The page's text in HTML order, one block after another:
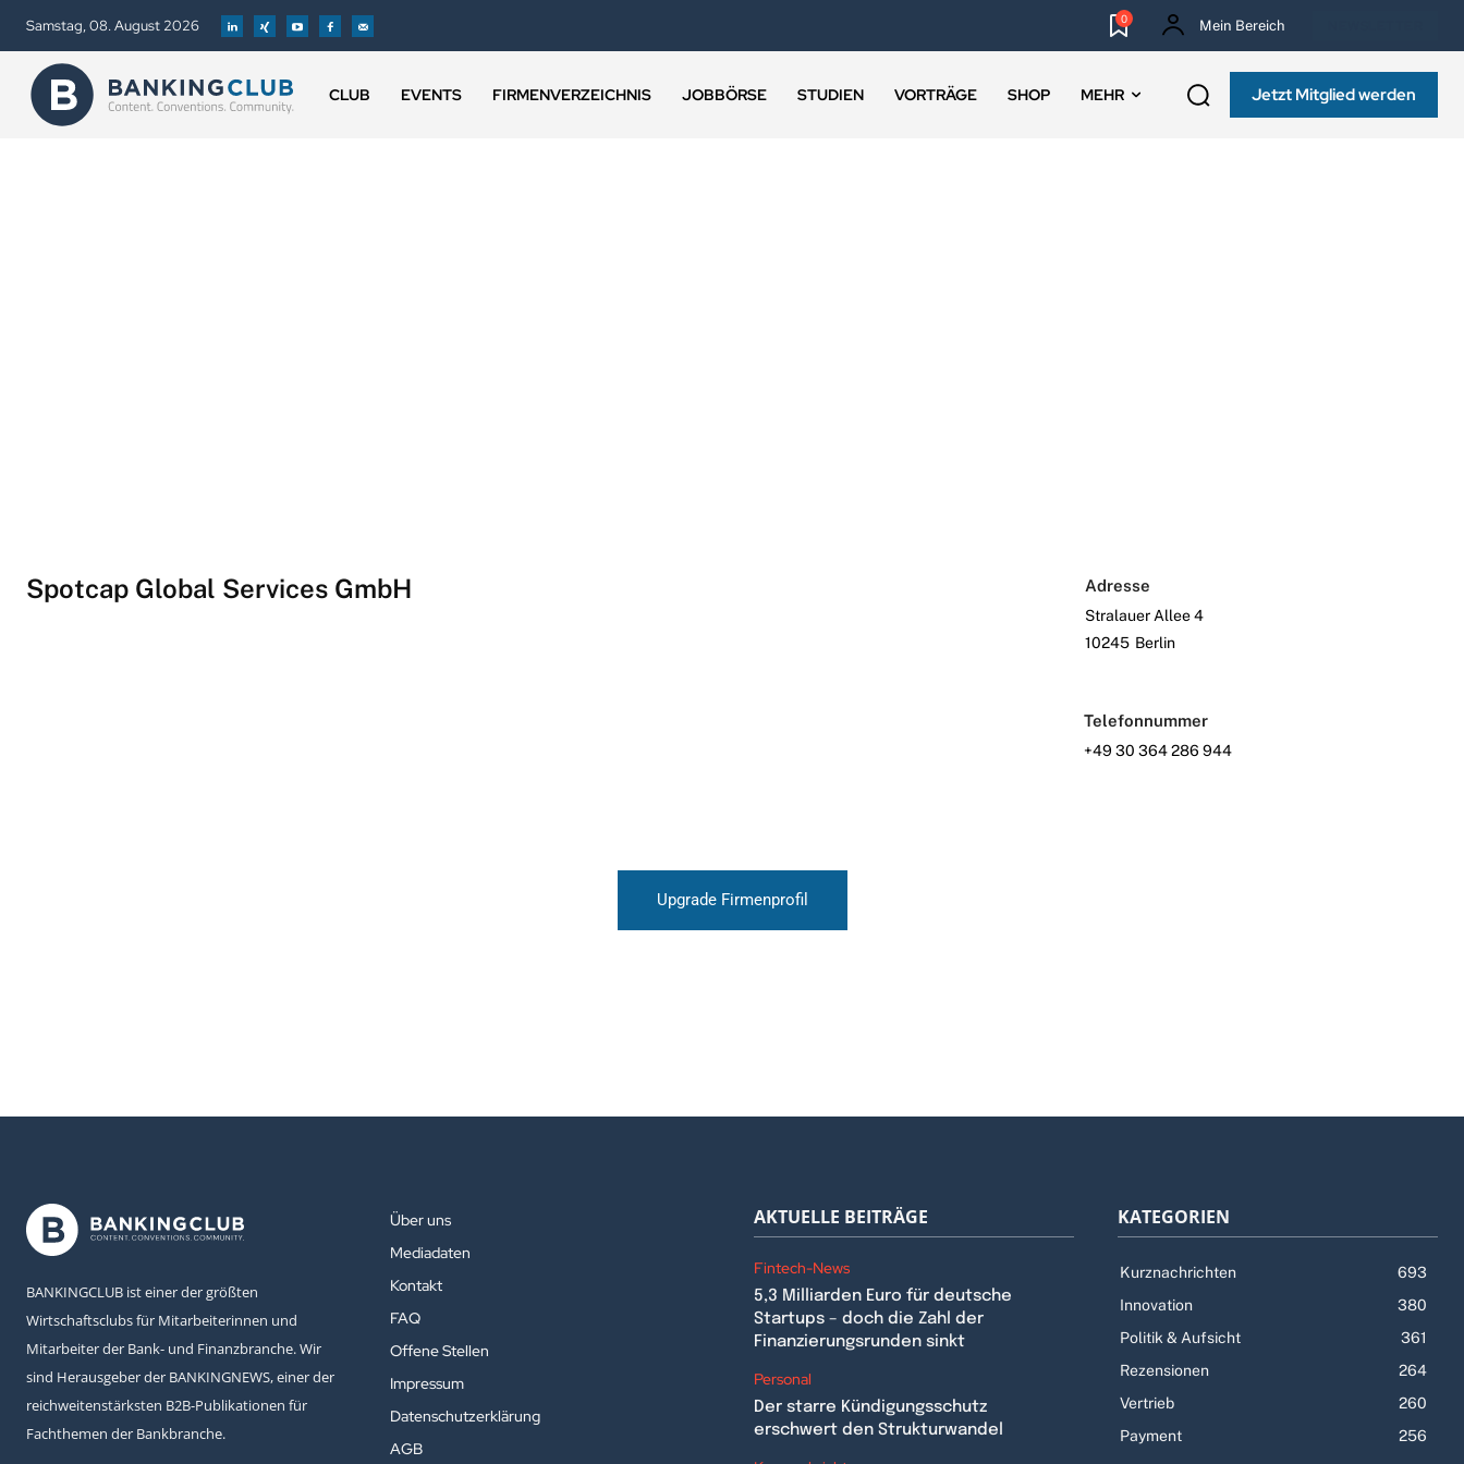
Samstag, 08. August 2026 0 Mein Bereich
CLUB EVENTS FIRMENVERZEICHNIS JOBBÖRSE STUDIEN VORTRÄGE SHOP MEHR Jetzt Mitglied werden
Spotcap Global Services GmbH Adresse
Stralauer Allee 4
10245 Berlin
Telefonnummer
+49 30 364 286 944
Upgrade Firmenprofil
BANKINGCLUB ist einer der größten
Wirtschaftsclubs für Mitarbeiterinnen und
Mitarbeiter der Bank- und Finanzbranche. Wir
sind Herausgeber der BANKINGNEWS, einer der
reichweitenstärksten B2B-Publikationen für
Fachthemen der Bankbranche.
Über uns
Mediadaten
Kontakt
FAQ
Offene Stellen
Impressum
Datenschutzerklärung
AGB
AKTUELLE BEITRÄGE
Fintech-News
5,3 Milliarden Euro für deutsche
Startups – doch die Zahl der
Finanzierungsrunden sinkt
Personal
Der starre Kündigungsschutz
erschwert den Strukturwandel
KATEGORIEN
Kurznachrichten
693
Innovation
380
Politik & Aufsicht
361
Rezensionen
264
Vertrieb
260
Payment
256